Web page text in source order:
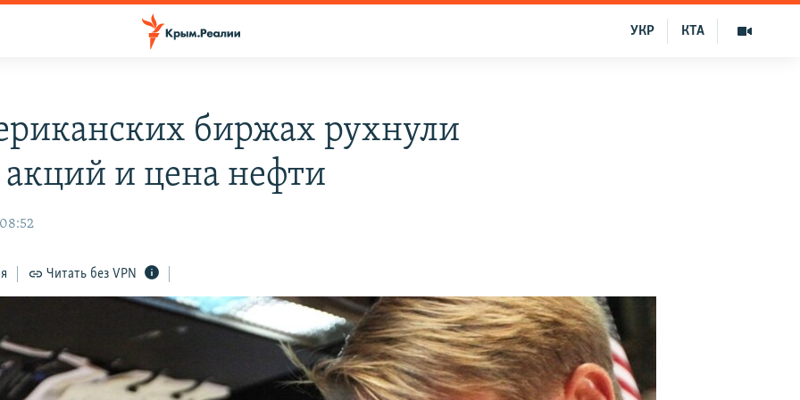
КТА
УКР
биржах рухнули
и цена нефти
08:52
Читать без VPN